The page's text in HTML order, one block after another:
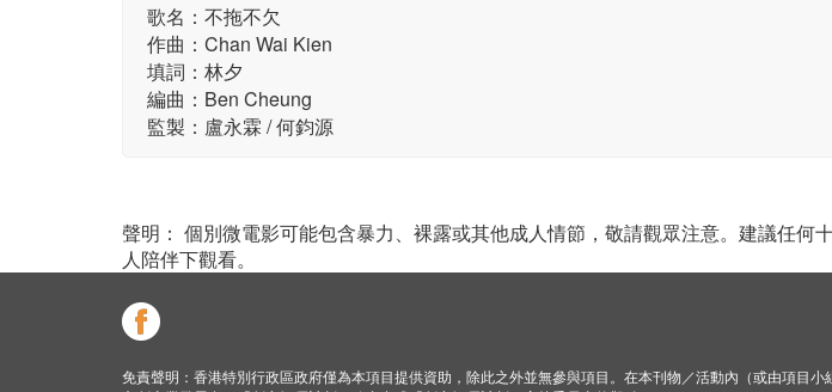
歌名：不拖不欠
作曲：Chan Wai Kien
填詞：林夕
編曲：Ben Cheung
監製：盧永霖 / 何鈞源
聲明： 個別微電影可能包含暴力、裸露或其他成人情節，敬請觀眾注意。建議任何
人陪伴下觀看。
免責聲明：香港特別行政區政府僅為本項目提供資助，除此之外並無參與項目。在本刊物／活動內（或由項目